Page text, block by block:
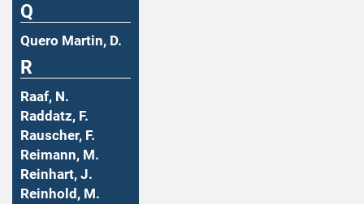
Q
Quero Martin, D.
R
Raaf, N.
Raddatz, F.
Rauscher, F.
Reimann, M.
Reinhart, J.
Reinhold, M.